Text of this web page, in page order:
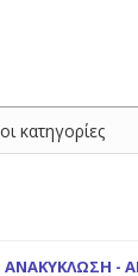
ΑΝΑΚΥΚΛΩΣΗ -